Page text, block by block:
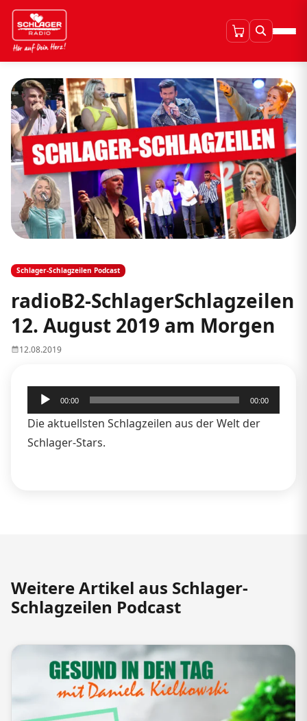
Schlager-Schlagzeilen Podcast
radioB2-SchlagerSchlagzeilen
12. August 2019 am Morgen
12.08.2019
Audio-
Player
00:00 00:00
Die aktuellsten Schlagzeilen aus der Welt der
Schlager-Stars.
Weitere Artikel aus Schlager-
Schlagzeilen Podcast